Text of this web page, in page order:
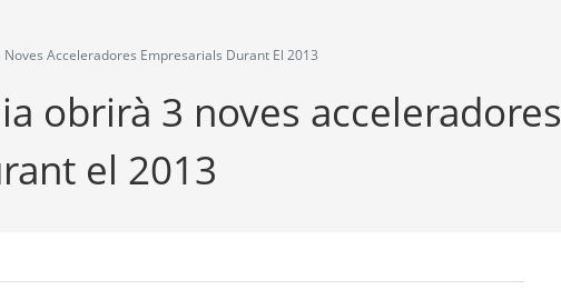
Acceleradores Empresarials Durant El 2013
obrirà 3 noves acceleradores
el 2013